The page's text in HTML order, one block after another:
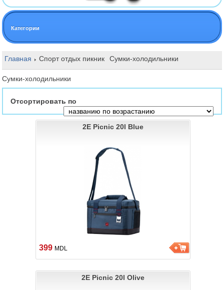
Категории
Главная Спорт отдых пикник Сумки-холодильники
Сумки-холодильники
Отсортировать по
2E Picnic 20l Blue
399 MDL
2E Picnic 20l Olive